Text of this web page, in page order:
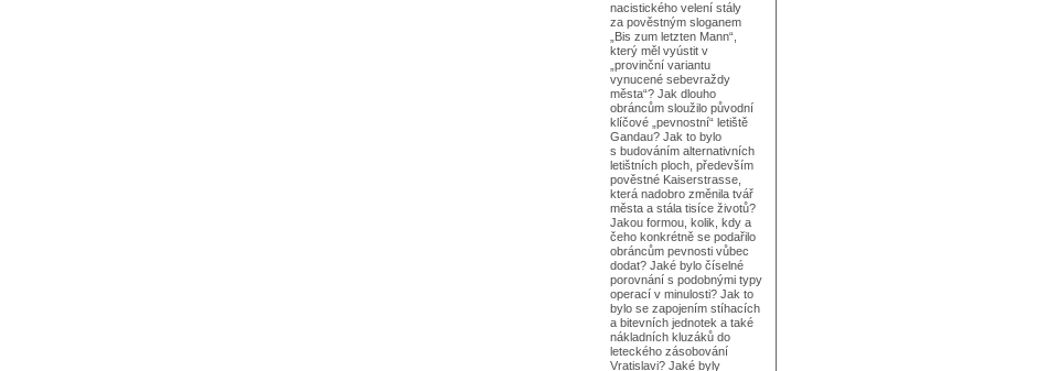
nacistického velení stály
za pověstným sloganem
„Bis zum letzten Mann“,
který měl vyústit v
„provinční variantu
vynucené sebevraždy
města“? Jak dlouho
obráncům sloužilo původní
klíčové „pevnostní“ letiště
Gandau? Jak to bylo
s budováním alternativních
letištních ploch, především
pověstné Kaiserstrasse,
která nadobro změnila tvář
města a stála tisíce životů?
Jakou formou, kolik, kdy a
čeho konkrétně se podařilo
obráncům pevnosti vůbec
dodat? Jaké bylo číselné
porovnání s podobnými typy
operací v minulosti? Jak to
bylo se zapojením stíhacích
a bitevních jednotek a také
nákladních kluzáků do
leteckého zásobování
Vratislavi? Jaké byly